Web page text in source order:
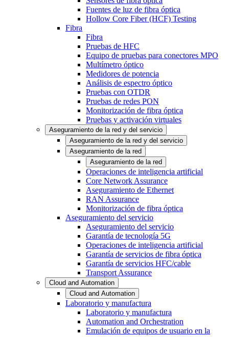
Fuentes de luz de fibra óptica
Hollow Core Fiber (HCF) Testing
Fibra
Fibra
Pruebas de HFC
Equipo de pruebas para conectores MPO
Multímetro óptico
Medidores de potencia
Análisis de espectro óptico
Pruebas con OTDR
Pruebas de redes PON
Monitorización de fibra óptica
Pruebas y activación virtuales
Aseguramiento de la red y del servicio
Aseguramiento de la red y del servicio
Aseguramiento de la red
Aseguramiento de la red
Operaciones de inteligencia artificial
Core Network Assurance
Aseguramiento de Ethernet
RAN Assurance
Monitorización de fibra óptica
Aseguramiento del servicio
Aseguramiento del servicio
Garantía de tecnología 5G
Operaciones de inteligencia artificial
Garantía de servicios de fibra óptica
Garantía de servicios HFC/cable
Transport Assurance
Cloud and Automation
Cloud and Automation
Laboratorio y manufactura
Laboratorio y manufactura
Automation and Orchestration
Emulación de equipos de usuario en la